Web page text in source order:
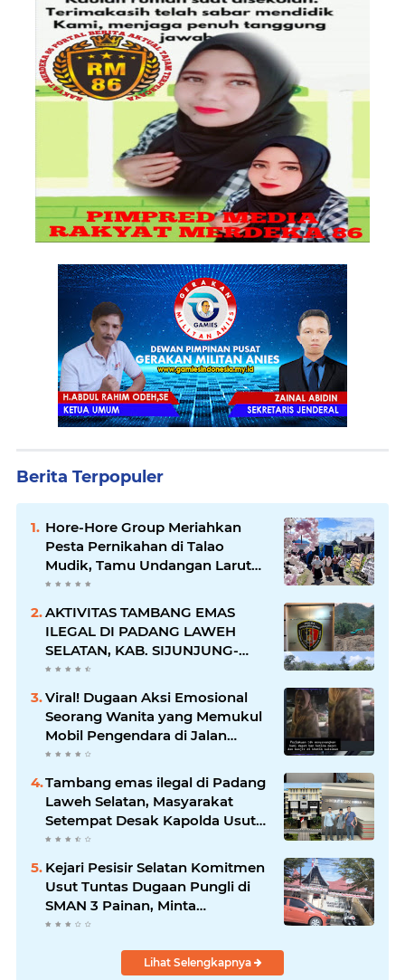
Berita Terpopuler
Hore-Hore Group Meriahkan
Pesta Pernikahan di Talao
Mudik, Tamu Undangan Larut
dalam Suasana Penuh
AKTIVITAS TAMBANG EMAS
ILEGAL DI PADANG LAWEH
SELATAN, KAB. SIJUNJUNG-
SUMBAR SEMAKIN
MERAJALELA
Viral! Dugaan Aksi Emosional
Seorang Wanita yang Memukul
Mobil Pengendara di Jalan
Khatib Sulaiman
Tambang emas ilegal di Padang
Laweh Selatan, Masyarakat
Setempat Desak Kapolda Usut
Tuntas
Kejari Pesisir Selatan Komitmen
Usut Tuntas Dugaan Pungli di
SMAN 3 Painan, Minta
Inspektorat Sumbar Lakukan
Lihat Selengkapnya